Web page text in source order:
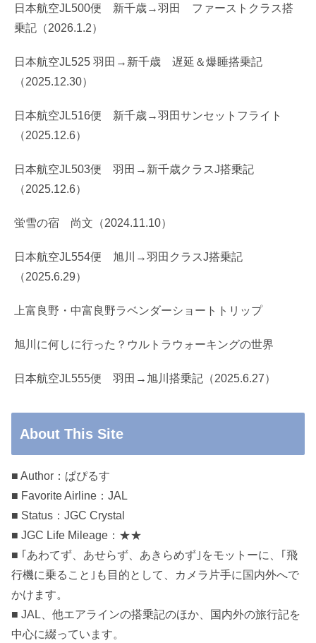
日本航空JL500便 新千歳→羽田 ファーストクラス搭
乗記（2026.1.2）
日本航空JL525 羽田→新千歳 遅延＆爆睡搭乗記
（2025.12.30）
日本航空JL516便 新千歳→羽田サンセットフライト
（2025.12.6）
日本航空JL503便 羽田→新千歳クラスJ搭乗記
（2025.12.6）
蛍雪の宿 尚文（2024.11.10）
日本航空JL554便 旭川→羽田クラスJ搭乗記
（2025.6.29）
上富良野・中富良野ラベンダーショートトリップ
旭川に何しに行った？ウルトラウォーキングの世界
日本航空JL555便 羽田→旭川搭乗記（2025.6.27）
About This Site
■ Author：ぱぴるす
■ Favorite Airline：JAL
■ Status：JGC Crystal
■ JGC Life Mileage：★★
■ ｢あわてず、あせらず、あきらめず｣をモットーに、｢飛
行機に乗ること｣も目的として、カメラ片手に国内外へで
かけます。
■ JAL、他エアラインの搭乗記のほか、国内外の旅行記を
中心に綴っています。